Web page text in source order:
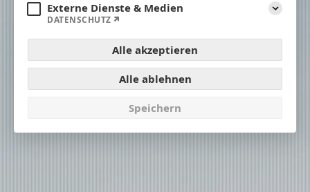
Externe Dienste & Medien
DATENSCHUTZ
Alle akzeptieren
Alle ablehnen
Speichern